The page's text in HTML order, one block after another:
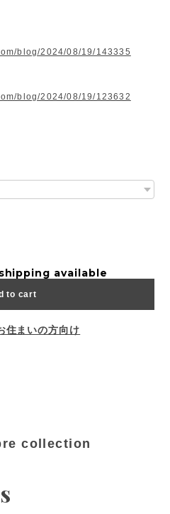
blog/2024/08/19/143335
blog/2024/08/19/123632
available
to cart
住まいの方向け
collection